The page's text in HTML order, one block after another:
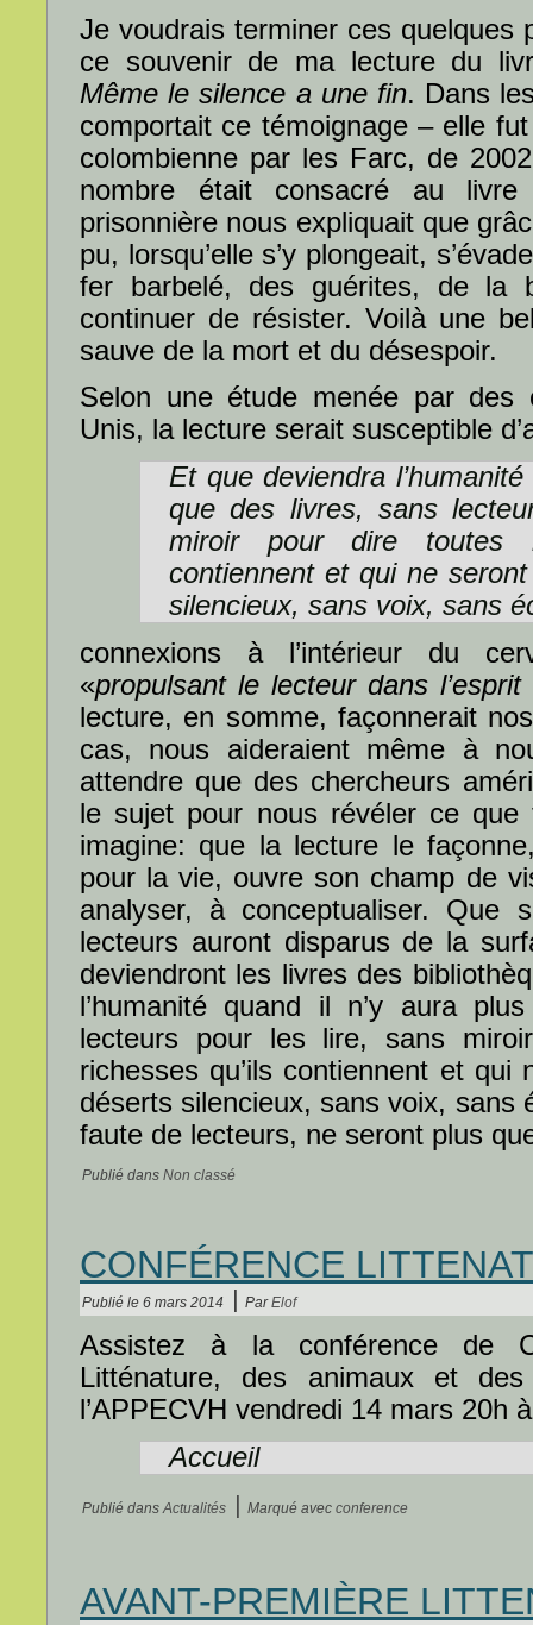
Je voudrais terminer ces quelques
ce souvenir de ma lecture du
Même le silence a une fin. Dans
comportait ce témoignage – elle
colombienne par les Farc, de
nombre était consacré au
prisonnière nous expliquait que
pu, lorsqu’elle s’y plongeait,
fer barbelé, des guérites, de la
continuer de résister. Voilà une
sauve de la mort et du désespoir.
Selon une étude menée par des
Unis, la lecture serait susceptible
Et que deviendra
que des livres, sans
miroir pour dire toutes
contiennent et qui ne
silencieux, sans voix, sans
connexions à l’intérieur du
«propulsant le lecteur dans
lecture, en somme, façonnerait
cas, nous aideraient même à
attendre que des chercheurs
le sujet pour nous révéler ce
imagine: que la lecture le
pour la vie, ouvre son champ de
analyser, à conceptualiser. Que
lecteurs auront disparus de la
deviendront les livres des
l’humanité quand il n’y aura
lecteurs pour les lire, sans
richesses qu’ils contiennent et qui
déserts silencieux, sans voix, sans
faute de lecteurs, ne seront plus
Publié dans Non classé
CONFÉRENCE
Publié le 6 mars 2014 Par Elof
Assistez à la conférence de
Litténature, des animaux et
l’APPECVH vendredi 14 mars 20h
Accueil
Publié dans Actualités Marqué avec conference
AVANT-PREMIÈRE